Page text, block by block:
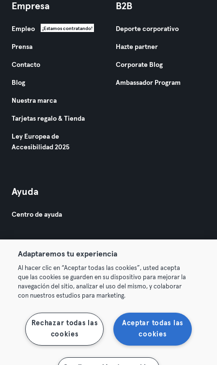
Empresa
Empleo ¡Estamos contratando!
Prensa
Contacto
Blog
Nuestra marca
Tarjetas regalo & Tienda
Ley Europea de
Accesibilidad 2025
B2B
Deporte corporativo
Hazte partner
Corporate Blog
Ambassador Program
Ayuda
Centro de ayuda
© 2026 Urban Sports Group GmbH. All rights reserved.
Términos y condiciones Privacidad
Rescindir contratos aquí Desistir de contratos aquí
Adaptaremos tu experiencia
Al hacer clic en “Aceptar todas las cookies”, usted acepta
que las cookies se guarden en su dispositivo para mejorar la
navegación del sitio, analizar el uso del mismo, y colaborar
con nuestros estudios para marketing.
Aceptar todas las
cookies
Rechazar todas las
cookies